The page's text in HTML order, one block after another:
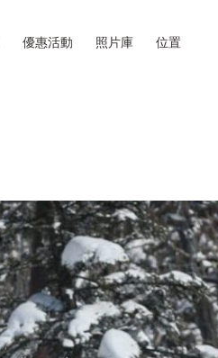
優惠活動 照片庫 位置